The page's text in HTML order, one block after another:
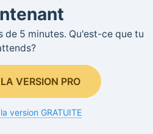
de 5 minutes. Qu'est-ce que tu
VERSION PRO
version GRATUITE